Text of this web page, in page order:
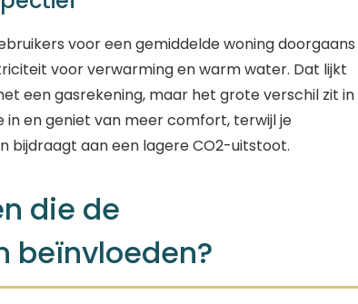
voor een gemiddelde woning doorgaans
voor verwarming en warm water. Dat lijkt
een gasrekening, maar het grote verschil zit in
en geniet van meer comfort, terwijl je
bijdraagt aan een lagere CO2-uitstoot.
die de
beïnvloeden?